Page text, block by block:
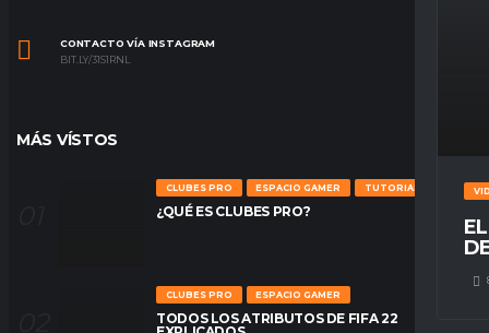
CONTACTO VÍA INSTAGRAM
BIT.LY/31S1RNL
MÁS VÍSTOS
CLUBES PRO ESPACIO GAMER TUTORIALES
¿QUÉ ES CLUBES PRO?
CLUBES PRO ESPACIO GAMER
TODOS LOS ATRIBUTOS DE FIFA 22